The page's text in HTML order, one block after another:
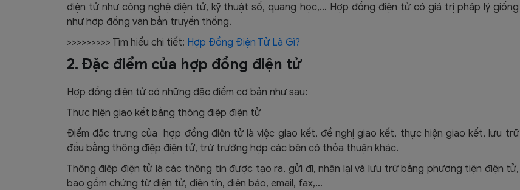
điện tử như công nghệ điện tử, kỹ thuật số, quang học,… Hợp đồng điện tử có giá trị pháp lý giống
như hợp đồng văn bản truyền thống.
>>>>>>>>> Tìm hiểu chi tiết: Hợp Đồng Điện Tử Là Gì?
2. Đặc điểm của hợp đồng điện tử
Hợp đồng điện tử có những đặc điểm cơ bản như sau:
Thực hiện giao kết bằng thông điệp điện tử
Điểm đặc trưng của hợp đồng điện tử là việc giao kết, đề nghị giao kết, thực hiện giao kết, lưu trữ
đều bằng thông điệp điện tử, trừ trường hợp các bên có thỏa thuận khác.
Thông điệp điện tử là các thông tin được tạo ra, gửi đi, nhận lại và lưu trữ bằng phương tiện điện tử,
bao gồm chứng từ điện tử, điện tín, điện báo, email, fax,…